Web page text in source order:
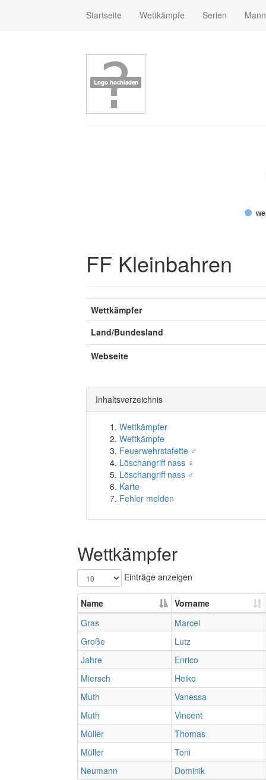
Startseite Wettkämpfe Serien
FF Kleinbahren
Wettkämpfer
Land/Bundesland
Webseite
Inhaltsverzeichnis
Wettkämpfer
Wettkämpfe
Feuerwehrstafette ♂
Löschangriff nass ♀
Löschangriff nass ♂
Karte
Fehler melden
Wettkämpfer
Einträge anzeigen
Name
Vorname
Gras
Marcel
Große
Lutz
Jahre
Enrico
Miersch
Heiko
Muth
Vanessa
Muth
Vincent
Müller
Thomas
Müller
Toni
Neumann
Dominik